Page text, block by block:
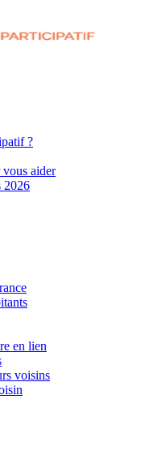
?
vous aider
2026
en lien
voisins